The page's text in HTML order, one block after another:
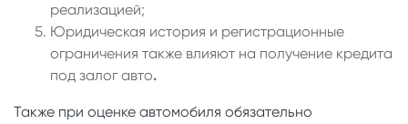
реализацией;
Юридическая история и регистрационные
ограничения также влияют на получение кредита
под залог авто.
Также при оценке автомобиля обязательно